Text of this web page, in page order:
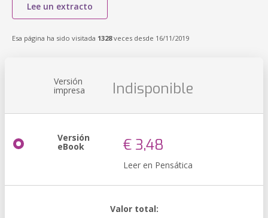
Lee un extracto
Esa página ha sido visitada 1328veces desde 16/11/2019
Versión
impresa Indisponible
Versión
eBook € 3,48
Leer en Pensática
Valor total: